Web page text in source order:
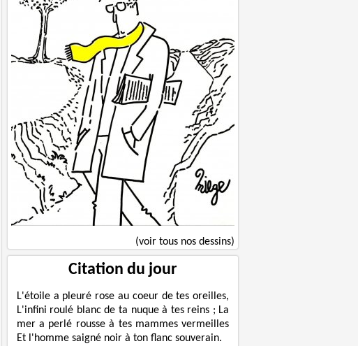
(voir tous nos dessins)
Citation du jour
L'étoile a pleuré rose au coeur de tes oreilles,
L'infini roulé blanc de ta nuque à tes reins ; La
mer a perlé rousse à tes mammes vermeilles
Et l'homme saigné noir à ton flanc souverain.